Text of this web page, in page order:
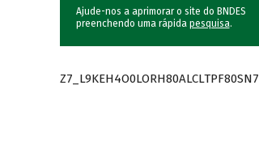
Ajude-nos a aprimorar o site do BNDES
preenchendo uma rápida pesquisa.
Z7_L9KEH4O0LORH80ALCLTPF80SN7